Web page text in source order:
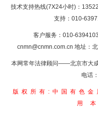
技术支持热线(7X24小时)：
支持：010-
客户服务：010-
cnmn@cnmn.com.cn 地址：
本网常年法律顾问——北京市大
电话
版权所有:中国有色金
用